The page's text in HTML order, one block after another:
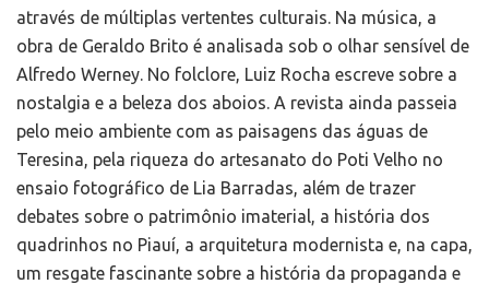
através de múltiplas vertentes culturais. Na música, a
obra de Geraldo Brito é analisada sob o olhar sensível de
Alfredo Werney. No folclore, Luiz Rocha escreve sobre a
nostalgia e a beleza dos aboios. A revista ainda passeia
pelo meio ambiente com as paisagens das águas de
Teresina, pela riqueza do artesanato do Poti Velho no
ensaio fotográfico de Lia Barradas, além de trazer
debates sobre o patrimônio imaterial, a história dos
quadrinhos no Piauí, a arquitetura modernista e, na capa,
um resgate fascinante sobre a história da propaganda e